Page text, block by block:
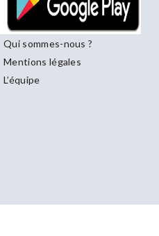
Qui sommes-nous ?
Mentions légales
L’équipe